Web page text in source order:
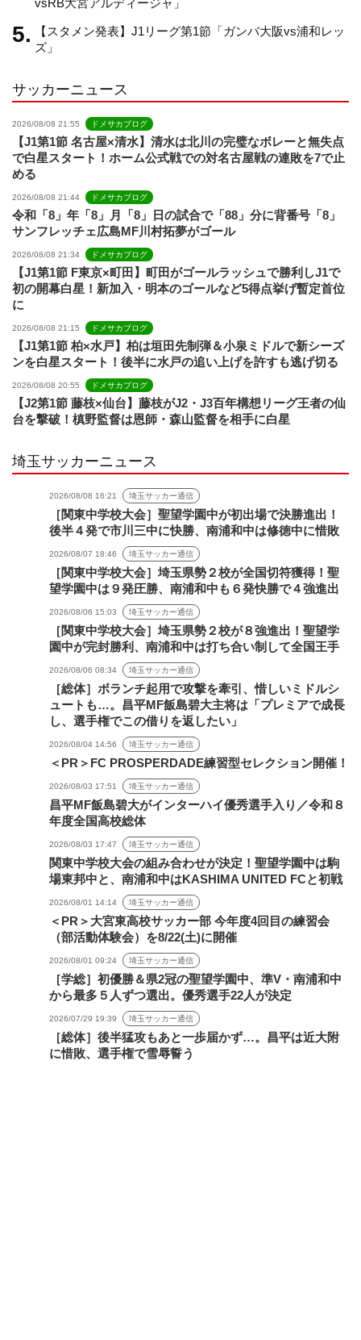
【スタメン発表】J1リーグ第1節「ガンバ大阪vs浦和レッ
ズ」
サッカーニュース
2026/08/08 21:55 ドメサカブログ
【J1第1節 名古屋×清水】清水は北川の完璧なボレーと無失点
で白星スタート！ホーム公式戦での対名古屋戦の連敗を7で止
める
2026/08/08 21:44 ドメサカブログ
令和「8」年「8」月「8」日の試合で「88」分に背番号「8」
サンフレッチェ広島MF川村拓夢がゴール
2026/08/08 21:34 ドメサカブログ
【J1第1節 F東京×町田】町田がゴールラッシュで勝利しJ1で
初の開幕白星！新加入・明本のゴールなど5得点挙げ暫定首位
に
2026/08/08 21:15 ドメサカブログ
【J1第1節 柏×水戸】柏は垣田先制弾＆小泉ミドルで新シーズ
ンを白星スタート！後半に水戸の追い上げを許すも逃げ切る
2026/08/08 20:55 ドメサカブログ
【J2第1節 藤枝×仙台】藤枝がJ2・J3百年構想リーグ王者の仙
台を撃破！槙野監督は恩師・森山監督を相手に白星
埼玉サッカーニュース
2026/08/08 16:21 埼玉サッカー通信
［関東中学校大会］聖望学園中が初出場で決勝進出！
後半４発で市川三中に快勝、南浦和中は修徳中に惜敗
2026/08/07 18:46 埼玉サッカー通信
［関東中学校大会］埼玉県勢２校が全国切符獲得！聖
望学園中は９発圧勝、南浦和中も６発快勝で４強進出
2026/08/06 15:03 埼玉サッカー通信
［関東中学校大会］埼玉県勢２校が８強進出！聖望学
園中が完封勝利、南浦和中は打ち合い制して全国王手
2026/08/06 08:34 埼玉サッカー通信
［総体］ボランチ起用で攻撃を牽引、惜しいミドルシ
ュートも…。昌平MF飯島碧大主将は「プレミアで成長
し、選手権でこの借りを返したい」
2026/08/04 14:56 埼玉サッカー通信
＜PR＞FC PROSPERDADE練習型セレクション開催！
2026/08/03 17:51 埼玉サッカー通信
昌平MF飯島碧大がインターハイ優秀選手入り／令和８
年度全国高校総体
2026/08/03 17:47 埼玉サッカー通信
関東中学校大会の組み合わせが決定！聖望学園中は駒
場東邦中と、南浦和中はKASHIMA UNITED FCと初戦
2026/08/01 14:14 埼玉サッカー通信
＜PR＞大宮東高校サッカー部 今年度4回目の練習会
（部活動体験会）を8/22(土)に開催
2026/08/01 09:24 埼玉サッカー通信
［学総］初優勝＆県2冠の聖望学園中、準V・南浦和中
から最多５人ずつ選出。優秀選手22人が決定
2026/07/29 19:39 埼玉サッカー通信
［総体］後半猛攻もあと一歩届かず…。昌平は近大附
に惜敗、選手権で雪辱誓う